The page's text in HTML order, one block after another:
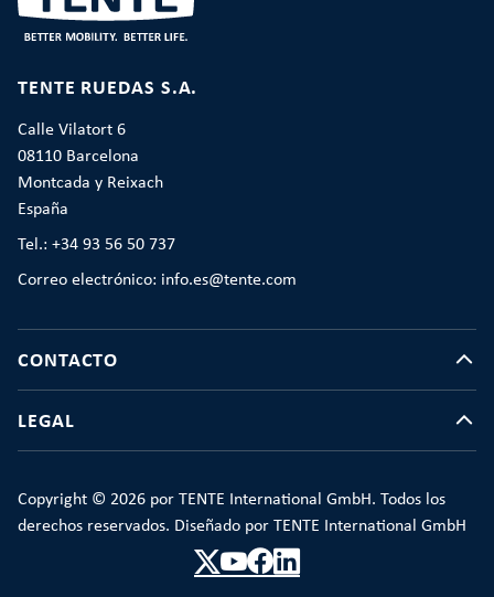
TENTE RUEDAS S.A.
Calle Vilatort 6
08110 Barcelona
Montcada y Reixach
España
Tel.: +34 93 56 50 737
Correo electrónico: info.es@tente.com
CONTACTO
LEGAL
Copyright © 2026 por TENTE International GmbH. Todos los
derechos reservados. Diseñado por TENTE International GmbH